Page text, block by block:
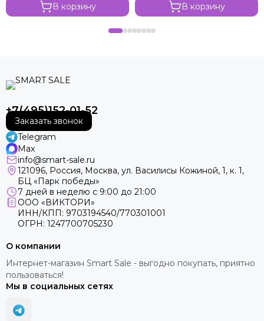
В корзину В корзину
+7(495)152-01-52
Заказать звонок
Telegram
Max
info@smart-sale.ru
121096, Россия, Москва, ул. Василисы Кожиной, 1, к. 1,
БЦ «Парк победы»
7 дней в неделю с 9:00 до 21:00
ООО «ВИКТОРИ»
ИНН/КПП: 9703194540/770301001
ОГРН: 1247700705230
О компании
Интернет-магазин Smart Sale - выгодно покупать, приятно
пользоваться!
Мы в социальных сетях